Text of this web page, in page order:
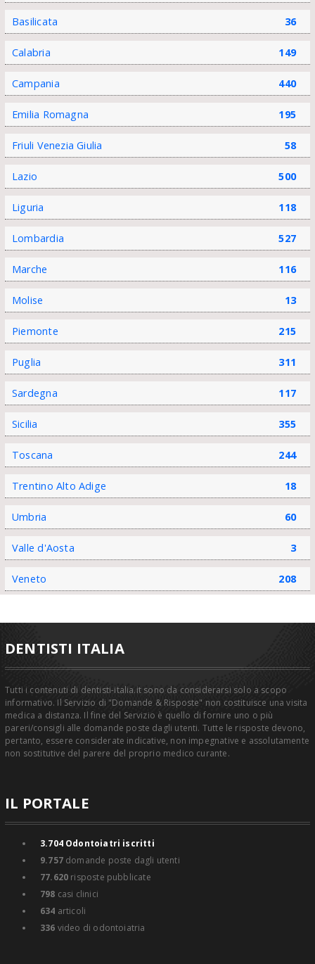
Basilicata 36
Calabria 149
Campania 440
Emilia Romagna 195
Friuli Venezia Giulia 58
Lazio 500
Liguria 118
Lombardia 527
Marche 116
Molise 13
Piemonte 215
Puglia 311
Sardegna 117
Sicilia 355
Toscana 244
Trentino Alto Adige 18
Umbria 60
Valle d'Aosta 3
Veneto 208
DENTISTI ITALIA
Tutti i contenuti di dentisti-italia.it sono da considerarsi solo a scopo
informativo. Il Servizio di "Domande & Risposte" non costituisce una visita
medica a distanza. Il fine del Servizio è quello di fornire uno o più
pareri/consigli alle domande poste dagli utenti. Tutte le risposte devono,
pertanto, essere considerate indicative, non impegnative e assolutamente
non sostitutive del parere del proprio medico curante.
IL PORTALE
3.704Odontoiatri iscritti
9.757domande poste dagli utenti
77.620 risposte pubblicate
798 casi clinici
634 articoli
336 video di odontoiatria